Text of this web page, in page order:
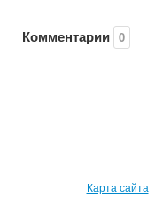
Комментарии 0
Карта сайта